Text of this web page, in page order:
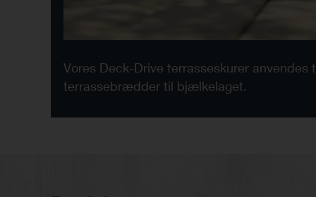
Vores Deck-Drive terrasseskurer anvendes
terrassebrædder til bjælkelaget.